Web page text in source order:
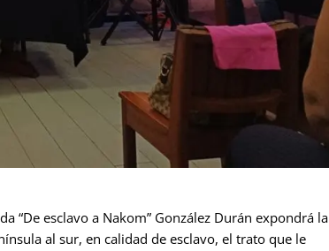
“De esclavo a Nakom” González Durán expondrá la
al sur, en calidad de esclavo, el trato que le